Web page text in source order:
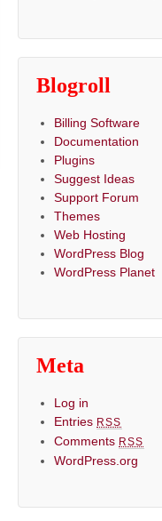
Blogroll
Billing Software
Documentation
Plugins
Suggest Ideas
Support Forum
Themes
Web Hosting
WordPress Blog
WordPress Planet
Meta
Log in
Entries RSS
Comments RSS
WordPress.org